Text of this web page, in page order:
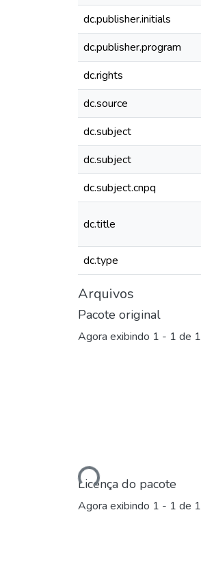
dc.publisher.initials
dc.publisher.program
dc.rights
dc.source
dc.subject
dc.subject
dc.subject.cnpq
dc.title
dc.type
Arquivos
Pacote original
Agora exibindo 1 - 1 de 1
Carregando...
Licença do pacote
Agora exibindo 1 - 1 de 1